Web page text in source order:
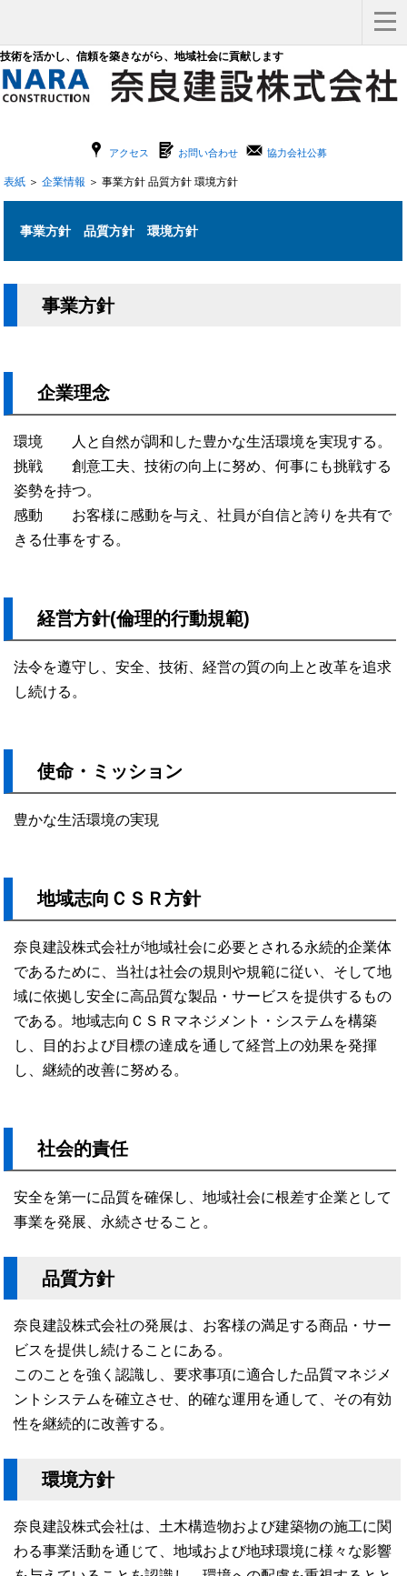
技術を活かし、信頼を築きながら、地域社会に貢献します
x アクセス G お問い合わせ F 協力会社公募
表紙 ＞企業情報 ＞ 事業方針 品質方針 環境方針
事業方針 品質方針 環境方針
事業方針
企業理念
環境 人と自然が調和した豊かな生活環境を実現する。
挑戦 創意工夫、技術の向上に努め、何事にも挑戦する
姿勢を持つ。
感動 お客様に感動を与え、社員が自信と誇りを共有で
きる仕事をする。
経営方針(倫理的行動規範)
法令を遵守し、安全、技術、経営の質の向上と改革を追求
し続ける。
使命・ミッション
豊かな生活環境の実現
地域志向ＣＳＲ方針
奈良建設株式会社が地域社会に必要とされる永続的企業体
であるために、当社は社会の規則や規範に従い、そして地
域に依拠し安全に高品質な製品・サービスを提供するもの
である。地域志向ＣＳＲマネジメント・システムを構築
し、目的および目標の達成を通して経営上の効果を発揮
し、継続的改善に努める。
社会的責任
安全を第一に品質を確保し、地域社会に根差す企業として
事業を発展、永続させること。
品質方針
奈良建設株式会社の発展は、お客様の満足する商品・サー
ビスを提供し続けることにある。
このことを強く認識し、要求事項に適合した品質マネジメ
ントシステムを確立させ、的確な運用を通して、その有効
性を継続的に改善する。
環境方針
奈良建設株式会社は、土木構造物および建築物の施工に関
わる事業活動を通じて、地域および地球環境に様々な影響